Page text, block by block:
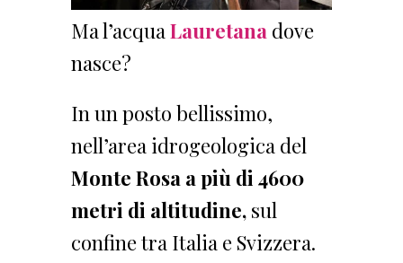
Ma l’acquaLauretana dove
nasce?
In un posto bellissimo,
nell’area idrogeologica del
Monte Rosa a più di 4600
metri di altitudine, sul
confine tra Italia e Svizzera.